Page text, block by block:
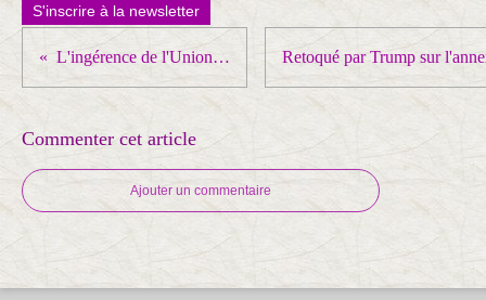
S'inscrire à la newsletter
L'ingérence de l'Union européenne en MOLDAVIE
Commenter cet article
Ajouter un commentaire